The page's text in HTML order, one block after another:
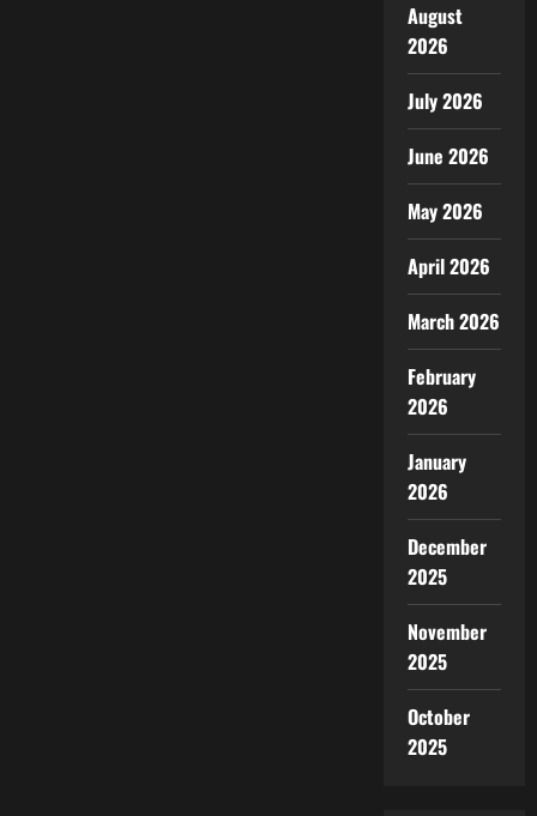
August
2026
July 2026
June 2026
May 2026
April 2026
March 2026
February
2026
January
2026
December
2025
November
2025
October
2025